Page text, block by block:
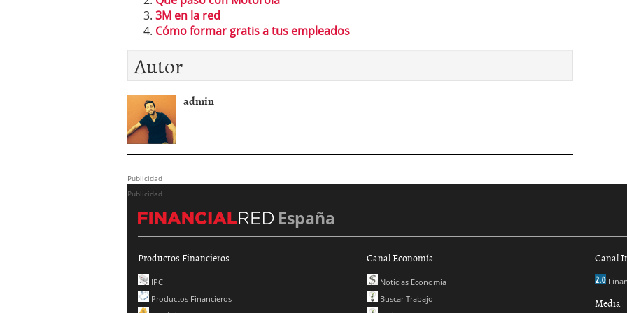
3M en la red
Cómo formar gratis a tus empleados
Autor
admin
Publicidad
Publicidad
España
Productos Financieros
IPC
Productos Financieros
Canal Economía
Noticias Economía
Buscar Trabajo
Canal
Media